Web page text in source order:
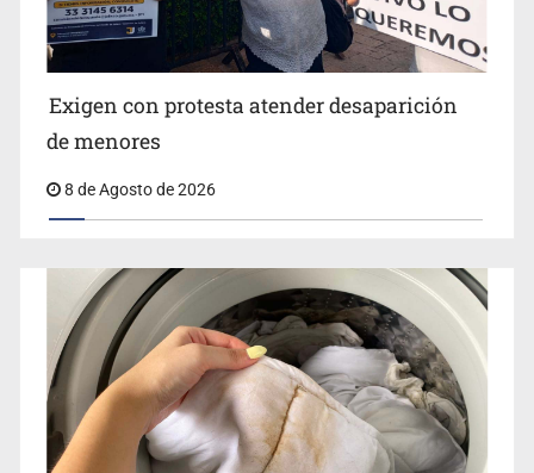
Exigen con protesta atender desaparición
de menores
8 de Agosto de 2026